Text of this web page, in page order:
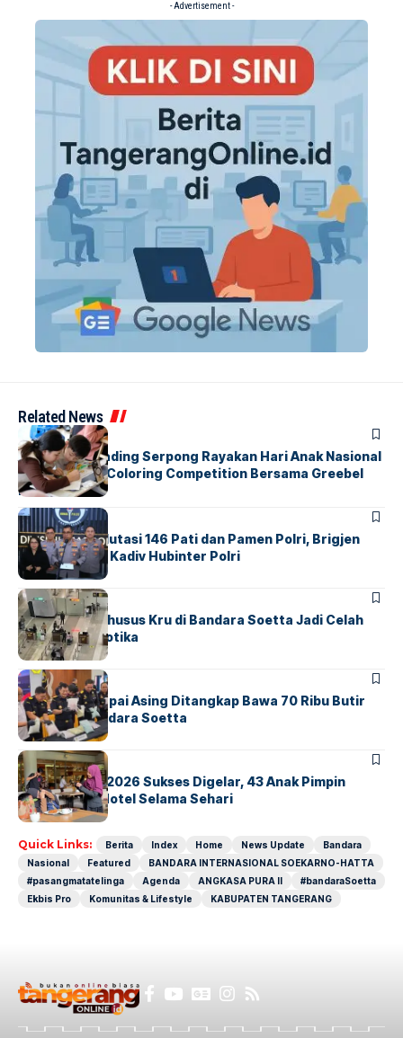
- Advertisement -
Related News
BERITAINDEX
Atria Hotel Gading Serpong Rayakan Hari Anak Nasional
Lewat Family Coloring Competition Bersama Greebel
Indonesia
BERITA
Mabes Polri Mutasi 146 Pati dan Pamen Polri, Brigjen
Untung Jabat Kadiv Hubinter Polri
BANDARABERITA
Ketika Jalur Khusus Kru di Bandara Soetta Jadi Celah
Sindikat Narkotika
BANDARA BERITA
Kopilot Maskapai Asing Ditangkap Bawa 70 Ribu Butir
Ekstasi di Bandara Soetta
BERITAINDEX
GM For A Day 2026 Sukses Digelar, 43 Anak Pimpin
Operasional Hotel Selama Sehari
Quick Links: Berita Index Home News Update
Bandara
Nasional
Featured
BANDARA INTERNASIONAL SOEKARNO-HATTA
#pasangmatatelinga
Agenda ANGKASA PURA II
#bandaraSoetta
Ekbis Pro
Komunitas & Lifestyle KABUPATEN TANGERANG